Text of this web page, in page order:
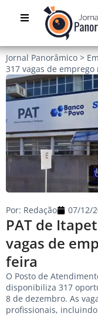
Jornal Panorâmico >
317 vagas de
PAT de
vagas de
feira
Por: Redação 07/12/
O Posto de
disponibiliza 317
8 de dezembro. As
profissionais,